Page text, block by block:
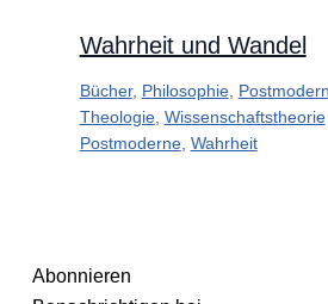
Wahrheit und Wandel
Bücher, Philosophie,
Theologie, Wissenschaftstheorie
Postmoderne, Wahrheit
Abonnieren